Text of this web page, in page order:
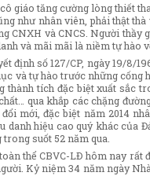
giáo tăng cường lòng thiết
như nhân viên, phải thật
CNXH và CNCS. Người
và mãi mãi là niềm tự hào
định số 127/CP, ngày 19/8/
và tự hào trước những cống
tích đặc biệt xuất sắc
qua khắp các chặng
mới, đặc biệt năm 2014
danh hiệu cao quý khác
suốt 52 năm qua.
thể CBVC-LĐ hôm nay
Kỷ niệm 34 năm ngày